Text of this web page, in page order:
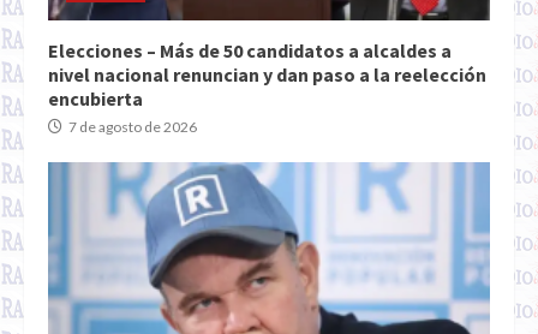
Elecciones – Más de 50 candidatos a alcaldes a
nivel nacional renuncian y dan paso a la reelección
encubierta
7 de agosto de 2026